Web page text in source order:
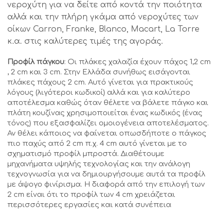
νεροχύτη για να δείτε από κοντά την ποιότητα
αλλά και την πλήρη γκάμα από νεροχύτες των
οίκων Carron, Franke, Blanco, Macart, La Torre
κ.α. στις καλύτερες τιμές της αγοράς.
Προφίλ πάγκου: Οι πλάκες χαλαζία έχουν πάχος 1,2 cm
, 2 cm και 3 cm. Στην Ελλάδα συνήθως εισάγονται
πλάκες πάχους 2 cm. Αυτό γίνεται για πρακτικούς
λόγους (λιγότεροι κωδικοί) αλλά και για καλύτερο
αποτέλεσμα καθώς όταν θέλετε να βάλετε πάγκο και
πλάτη κουζίνας χρησιμοποιείται ένας κωδικός (ένας
τόνος) που εξασφαλίζει ομοιογένεια αποτελέσματος.
Αν θέλει κάποιος να φαίνεται οπωσδήποτε ο πάγκος
πιο παχύς από 2 cm π.χ. 4 cm αυτό γίνεται με το
σχηματισμό προφίλ μπροστά. Διαθέτουμε
μηχανήματα υψηλής τεχνολογίας και την ανάλογη
τεχνογνωσία για να δημιουργήσουμε αυτά τα προφίλ
με άψογο φινίρισμα. Η διαφορά από την επιλογή των
2 cm είναι ότι το προφίλ των 4 cm χρειάζεται
περισσότερες εργασίες και κατά συνέπεια